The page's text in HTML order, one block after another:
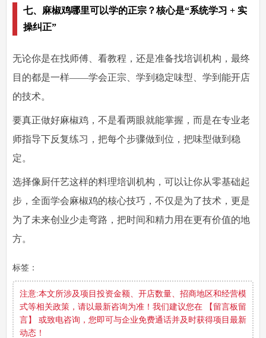
七、麻椒鸡哪里可以学的正宗？核心是“系统学习 + 实
操纠正”
无论你是在找师傅、看教程，还是准备找培训机构，最终
目的都是一样——学会正宗、学到稳定味型、学到能开店
的技术。
要真正做好麻椒鸡，不是看两眼就能掌握，而是在专业老
师指导下反复练习，把每个步骤做到位，把味型做到稳
定。
选择像厨仟艺这样的料理培训机构，可以让你从零基础起
步，全面学会麻椒鸡的核心技巧，不仅是为了技术，更是
为了未来创业少走弯路，把时间和精力用在更有价值的地
方。
标签：
注意:本文所涉及项目投资金额、开店数量、招商地区和经营模
式等相关政策，请以最新咨询为准！我们建议您在 【留言板留
言】 或致电咨询，您即可与企业免费通话并及时获得项目最新
动态！